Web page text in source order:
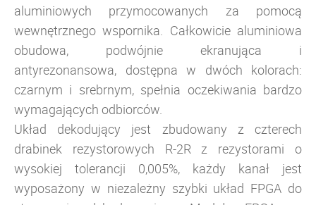
aluminiowych przymocowanych za pomocą
wewnętrznego wspornika. Całkowicie aluminiowa
obudowa, podwójnie ekranująca i
antyrezonansowa, dostępna w dwóch kolorach:
czarnym i srebrnym, spełnia oczekiwania bardzo
wymagających odbiorców.
Układ dekodujący jest zbudowany z czterech
drabinek rezystorowych R-2R z rezystorami o
wysokiej tolerancji 0,005%, każdy kanał jest
wyposażony w niezależny szybki układ FPGA do